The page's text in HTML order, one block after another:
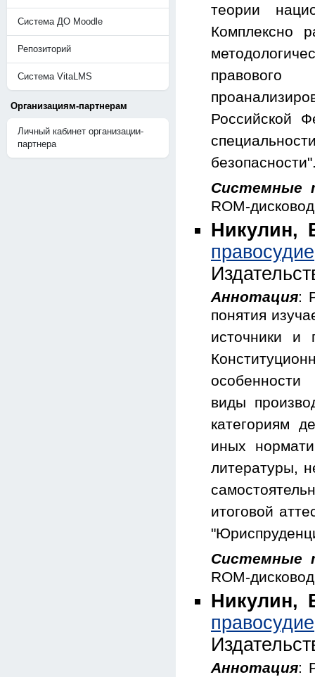
Система ДО Moodle
Репозиторий
Система VitaLMS
Организациям-партнерам
Личный кабинет организации-
партнера
теории
Комплексно
правового
Российской
Системные
ROM-
Никулин,
правосудие
Аннотация:
понятия
источники и
особенности
виды
категориям
иных
литературы,
итоговой
Системные
ROM-
Никулин,
правосудие
Аннотация: